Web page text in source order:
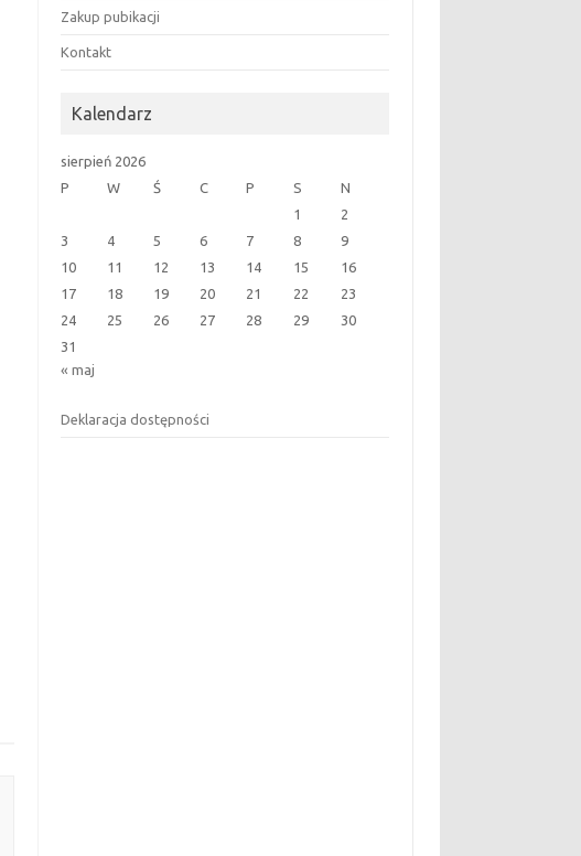
Zakup pubikacji
Kontakt
Kalendarz
sierpień 2026
P
W Ś C P S
N
1
2
3
4 5 6 7 8
9
10
11 12 13 14 15
16
17
18 19 20 21 22
23
24
25 26 27 28 29
30
31
« maj
Deklaracja dostępności